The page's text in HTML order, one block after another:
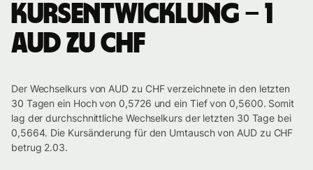
Kursentwicklung – 1
AUD zu CHF
Der Wechselkurs von AUD zu CHF verzeichnete in den letzten
30 Tagen ein Hoch von 0,5726 und ein Tief von 0,5600. Somit
lag der durchschnittliche Wechselkurs der letzten 30 Tage bei
0,5664. Die Kursänderung für den Umtausch von AUD zu CHF
betrug 2.03.